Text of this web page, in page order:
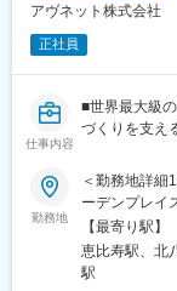
アヴネット株式会社
正社員
仕事内容
■世界最大級
づくりを支え
ビジネスチ
技術的な面
マイコン、
Microchip担当
システムに最
勤務地
＜勤務地詳細
ーデンプレイ
動喫煙対策
カルセンター
敷地内全面禁
【最寄り駅】
恵比寿駅、北
駅